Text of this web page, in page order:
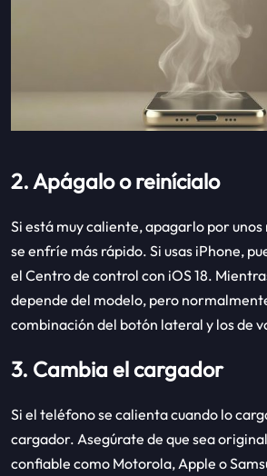
2. Apágalo o reinícialo
Si está muy caliente, apagarlo por unos
se enfríe más rápido. Si usas iPhone,
el Centro de control con iOS 18.
depende del modelo, pero
combinación del botón lateral y los de
3. Cambia el cargador
Si el teléfono se calienta cuando lo
cargador. Asegúrate de que sea
confiable como Motorola, Apple o